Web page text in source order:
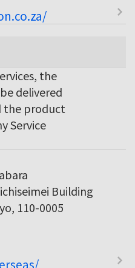
the
delivered
the product
Service
Building
110-0005